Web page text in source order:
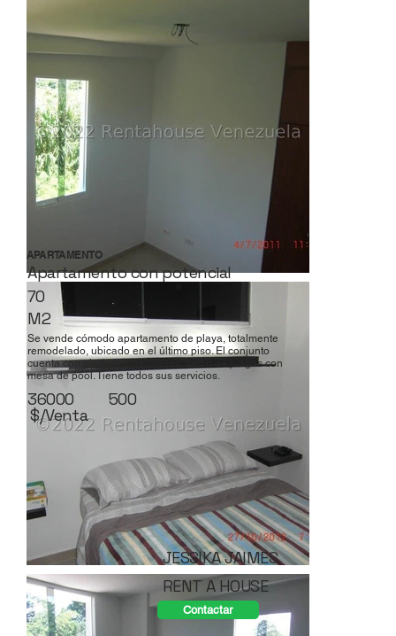
APARTAMENTO
Apartamento con potencial
70
M2
Se vende cómodo apartamento de playa, totalmente
remodelado, ubicado en el último piso. El conjunto
cuenta con piscina, 2 parrilleras, salón de juegos con
mesa de pool. Tiene todos sus servicios.
36000 500
$/Venta
JESSIKA JAIMES
RENT A HOUSE
Contactar